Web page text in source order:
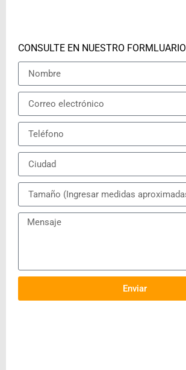
CONSULTE EN NUESTRO FORMLUARIO
Enviar